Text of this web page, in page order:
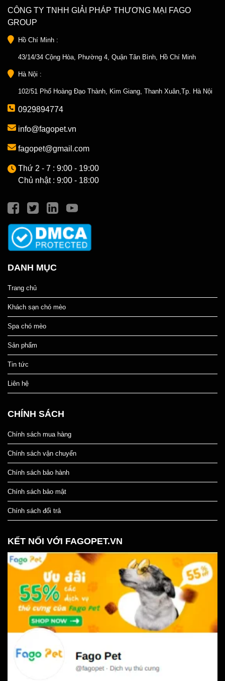
CÔNG TY TNHH GIẢI PHÁP THƯƠNG MẠI FAGO
GROUP
Hồ Chí Minh :
43/14/34 Cộng Hòa, Phường 4, Quận Tân Bình, Hồ Chí Minh
Hà Nội :
102/51 Phố Hoàng Đạo Thành, Kim Giang, Thanh Xuân,Tp. Hà Nội
0929894774
info@fagopet.vn
fagopet@gmail.com
Thứ 2 - 7 : 9:00 - 19:00
Chủ nhật : 9:00 - 18:00
DANH MỤC
Trang chủ
Khách sạn chó mèo
Spa chó mèo
Sản phẩm
Tin tức
Liên hệ
CHÍNH SÁCH
Chính sách mua hàng
Chính sách vận chuyển
Chính sách bảo hành
Chính sách bảo mật
Chính sách đổi trả
KẾT NỐI VỚI FAGOPET.VN